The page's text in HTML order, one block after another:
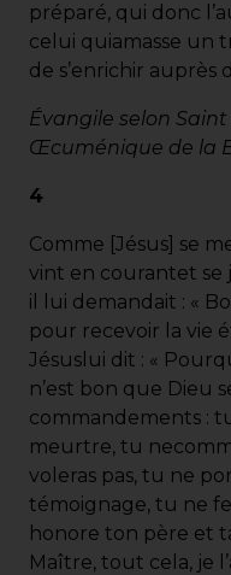
préparé, qui donc
celui quiamasse un
de s’enrichir auprès
Évangile selon Saint
Œcuménique de la
4
Comme [Jésus] se
vint en courantet se
il lui demandait : «
pour recevoir la vie
Jésuslui dit : «
n’est bon que Dieu
commandements :
meurtre, tu
voleras pas, tu ne
témoignage, tu ne
honore ton père et
Maître, tout cela, je